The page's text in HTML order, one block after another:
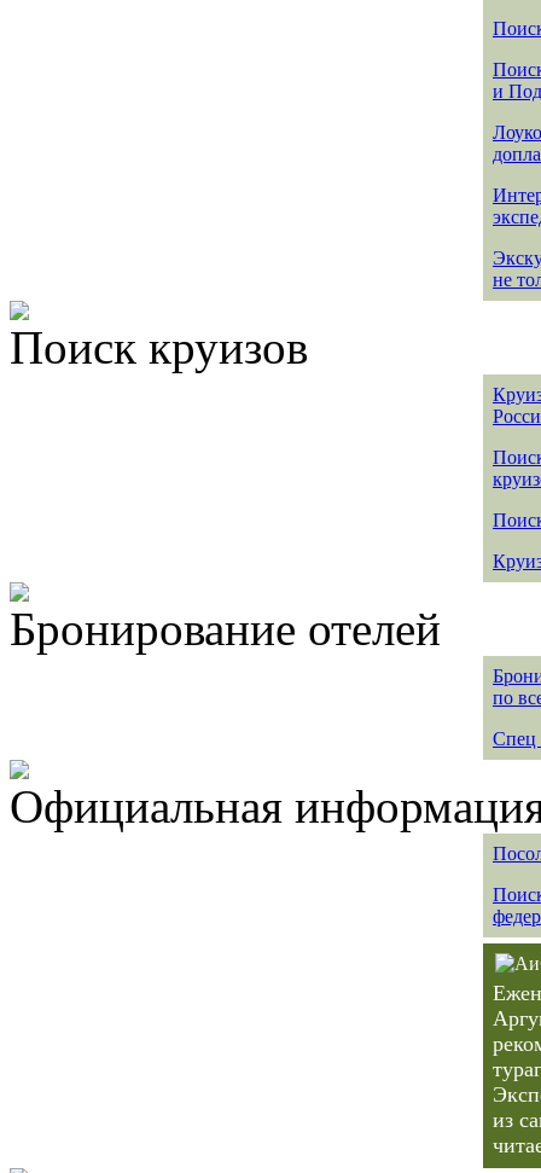
и
не
Поиск круизов
Бронирование отелей
по
Спец
Официальная
из